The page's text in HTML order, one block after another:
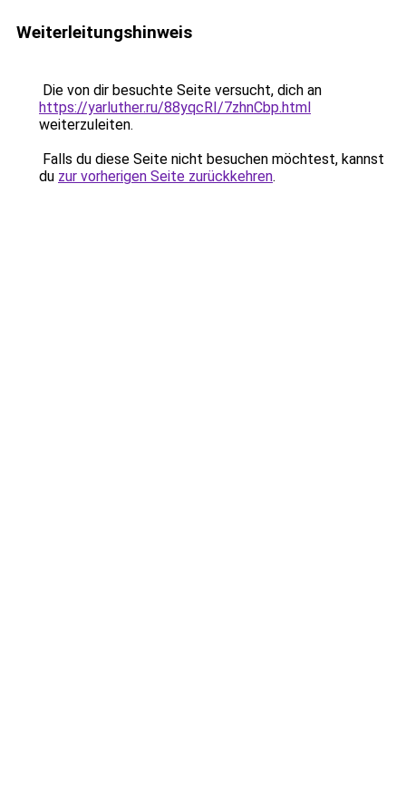
Weiterleitungshinweis
Die von dir besuchte Seite versucht, dich an
https://yarluther.ru/88yqcRI/7zhnCbp.html
weiterzuleiten.
Falls du diese Seite nicht besuchen möchtest, kannst
du zur vorherigen Seite zurückkehren.